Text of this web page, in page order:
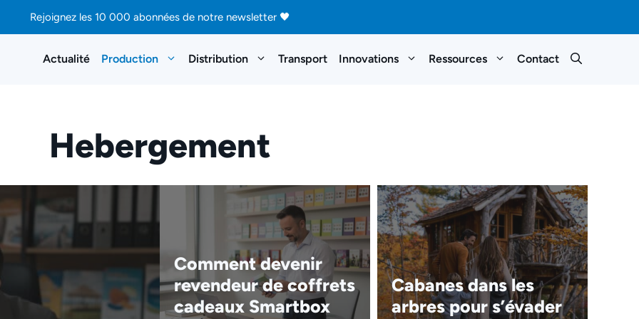
Rejoignez les 10 000 abonnées de notre newsletter 🖤
Actualité Production Distribution Transport Innovations Ressources Contact
Hebergement
Comment devenir
revendeur de coffrets
cadeaux Smartbox
Cabanes dans les
arbres pour s’évader